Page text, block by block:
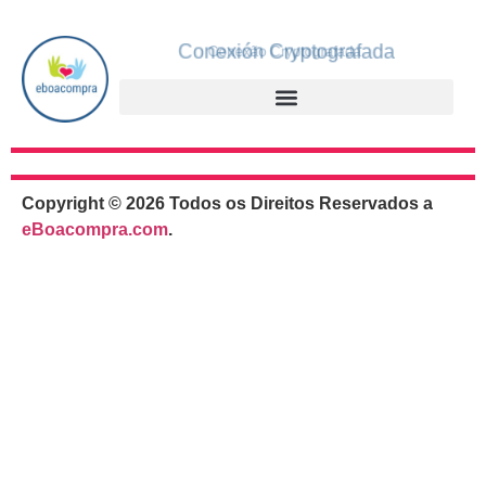
Conexão Cryptografada
Conexión Cryptografada
Copyright © 2026 Todos os Direitos Reservados a
eBoacompra.com.